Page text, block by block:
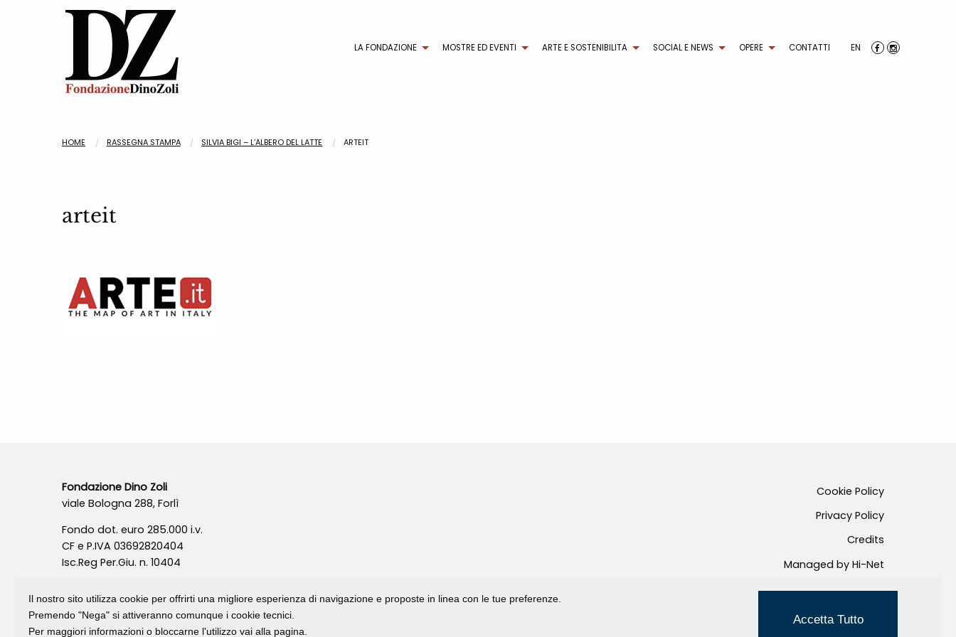
LA FONDAZIONE MOSTRE ED EVENTI ARTE E SOSTENIBILITA SOCIAL E NEWS OPERE CONTATTI EN
HOME RASSEGNA STAMPA SILVIA BIGI – L’ALBERO DEL LATTE ARTEIT
arteit
Fondazione Dino Zoli
viale Bologna 288, Forlì
Fondo dot. euro 285.000 i.v.
CF e P.IVA 03692820404
Isc.Reg Per.Giu. n. 10404
Cookie Policy
Privacy Policy
Credits
Managed by Hi-Net
Il nostro sito utilizza cookie per offrirti una migliore esperienza di navigazione e proposte in linea con le tue preferenze.
Premendo "Nega" si attiveranno comunque i cookie tecnici.
Per maggiori informazioni o bloccarne l'utilizzo vai alla pagina.
Accetta Tutto